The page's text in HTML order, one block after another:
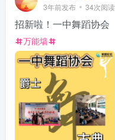
3年前发布 34次阅读
招新啦！一中舞蹈协会
万能墙